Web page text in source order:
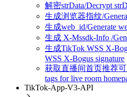
解密strData/Decrypt
生成浏览器指纹/
生成web_id/Generate
生成 X-Mssdk-Info /
生成TikTok WSS X-
WSS X-Bogus signature
获取直播间首页推荐可
tags for live room
TikTok-App-V3-API